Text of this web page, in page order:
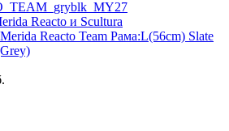
Reacto Team Рама:L(56cm) Slate